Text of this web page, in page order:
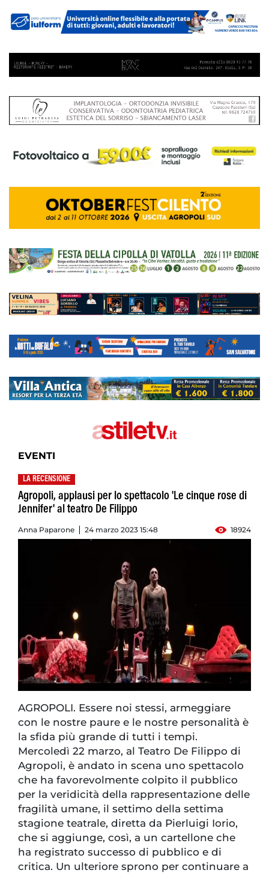
EVENTI
LA RECENSIONE
Agropoli, applausi per lo spettacolo 'Le cinque rose di
Jennifer' al teatro De Filippo
Anna Paparone 24 marzo 2023 15:48 18924
AGROPOLI. Essere noi stessi, armeggiare
con le nostre paure e le nostre personalità è
la sfida più grande di tutti i tempi.
Mercoledì 22 marzo, al Teatro De Filippo di
Agropoli, è andato in scena uno spettacolo
che ha favorevolmente colpito il pubblico
per la veridicità della rappresentazione delle
fragilità umane, il settimo della settima
stagione teatrale, diretta da Pierluigi Iorio,
che si aggiunge, così, a un cartellone che
ha registrato successo di pubblico e di
critica. Un ulteriore sprono per continuare a